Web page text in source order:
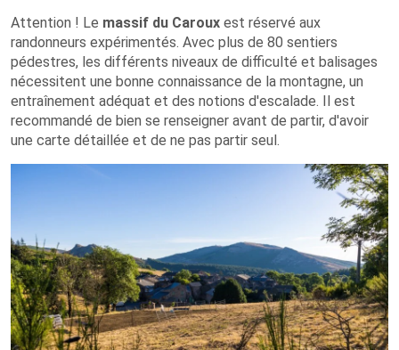
Attention ! Le massif du Caroux est réservé aux
randonneurs expérimentés. Avec plus de 80 sentiers
pédestres, les différents niveaux de difficulté et balisages
nécessitent une bonne connaissance de la montagne, un
entraînement adéquat et des notions d'escalade. Il est
recommandé de bien se renseigner avant de partir, d'avoir
une carte détaillée et de ne pas partir seul.